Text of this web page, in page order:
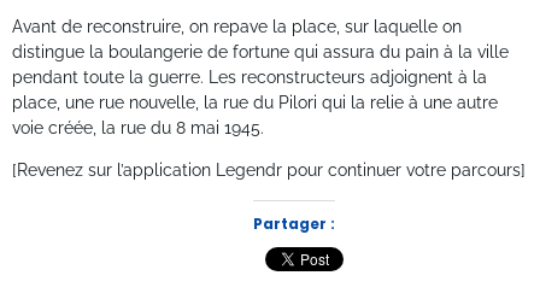
Avant de reconstruire, on repave la place, sur laquelle on
distingue la boulangerie de fortune qui assura du pain à la ville
pendant toute la guerre. Les reconstructeurs adjoignent à la
place, une rue nouvelle, la rue du Pilori qui la relie à une autre
voie créée, la rue du 8 mai 1945.
[Revenez sur l’application Legendr pour continuer votre parcours]
Partager :